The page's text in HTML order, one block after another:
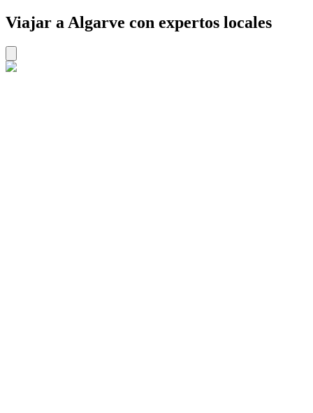
Viajar a Algarve con expertos locales